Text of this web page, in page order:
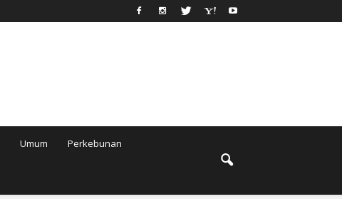
Umum Perkebunan